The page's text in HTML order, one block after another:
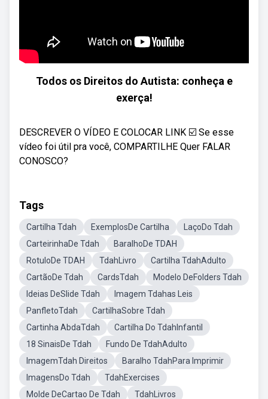
Todos os Direitos do Autista: conheça e
exerça!
DESCREVER O VÍDEO E COLOCAR LINK ☑️ Se esse
vídeo foi útil pra você, COMPARTILHE Quer FALAR
CONOSCO?
Tags
Cartilha Tdah ExemplosDe Cartilha
LaçoDo Tdah
CarteirinhaDe Tdah
BaralhoDe TDAH
RotuloDe TDAH
TdahLivro
Cartilha TdahAdulto
CartãoDe Tdah
CardsTdah
Modelo DeFolders Tdah
Ideias DeSlide Tdah
Imagem Tdahas Leis
PanfletoTdah
CartilhaSobre Tdah
Cartinha AbdaTdah
Cartilha Do TdahInfantil
18 SinaisDe Tdah
Fundo De TdahAdulto
ImagemTdah Direitos
Baralho TdahPara Imprimir
ImagensDo Tdah
TdahExercises
Molde DeCartao De Tdah
TdahLivros